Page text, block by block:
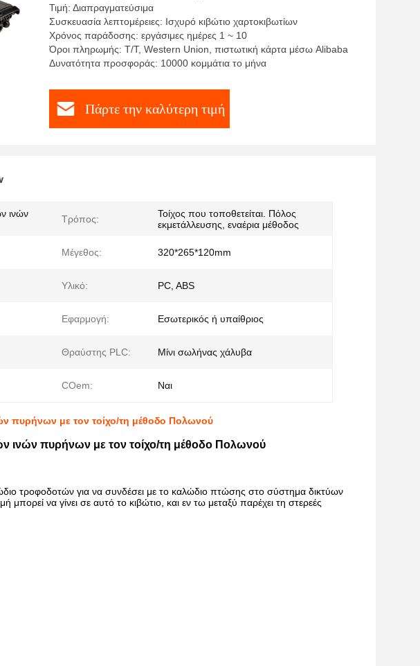
Τιμή: Διαπραγματεύσιμα
Συσκευασία λεπτομέρειες: Ισχυρό κιβώτιο χαρτοκιβωτίων
Χρόνος παράδοσης: εργάσιμες ημέρες 1 ~ 10
Όροι πληρωμής: T/T, Western Union, πιστωτική κάρτα μέσω Alibaba
Δυνατότητα προσφοράς: 10000 κομμάτια το μήνα
Πάρτε την καλύτερη τιμή
ινών
Τρόπος:
Τοίχος που τοποθετείται. Πόλος
εκμετάλλευσης, εναέρια μέθοδος
Μέγεθος: 320*265*120mm
Υλικό: PC, ABS
Εφαρμογή: Εσωτερικός ή υπαίθριος
Θραύστης PLC: Μίνι σωλήνας χάλυβα
COem: Ναι
πυρήνων με τον τοίχο/τη μέθοδο Πολωνού
ινών πυρήνων με τον τοίχο/τη μέθοδο Πολωνού
τροφοδοτών για να συνδέσει με το καλώδιο πτώσης στο σύστημα δικτύων
να γίνει σε αυτό το κιβώτιο, και εν τω μεταξύ παρέχει τη στερεές